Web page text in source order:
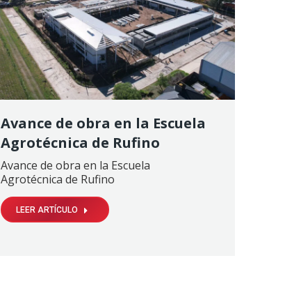
Avance de obra en la Escuela
Agrotécnica de Rufino
Avance de obra en la Escuela
Agrotécnica de Rufino
LEER ARTÍCULO